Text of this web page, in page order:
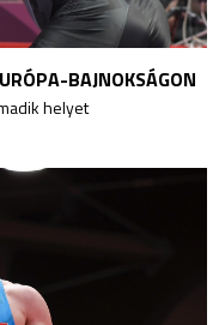
BAJNOKSÁGON
helyet